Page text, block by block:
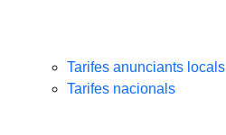
Tarifes anunciants locals
Tarifes nacionals